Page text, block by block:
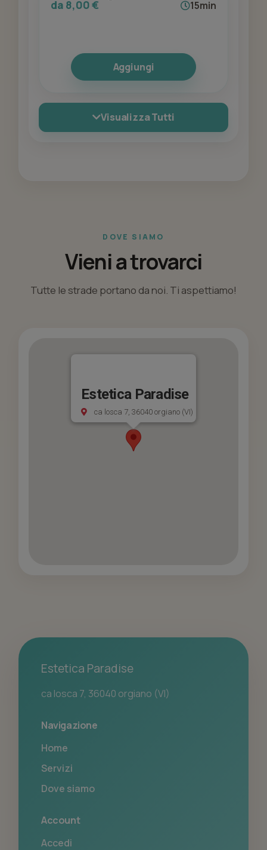
da 8,00 € 15min
Aggiungi
Visualizza Tutti
DOVE SIAMO
Vieni a trovarci
Tutte le strade portano da noi. Ti aspettiamo!
Estetica Paradise
ca losca 7, 36040 orgiano (VI)
Estetica Paradise
ca losca 7, 36040 orgiano (VI)
Navigazione
Home
Servizi
Dove siamo
Account
Accedi